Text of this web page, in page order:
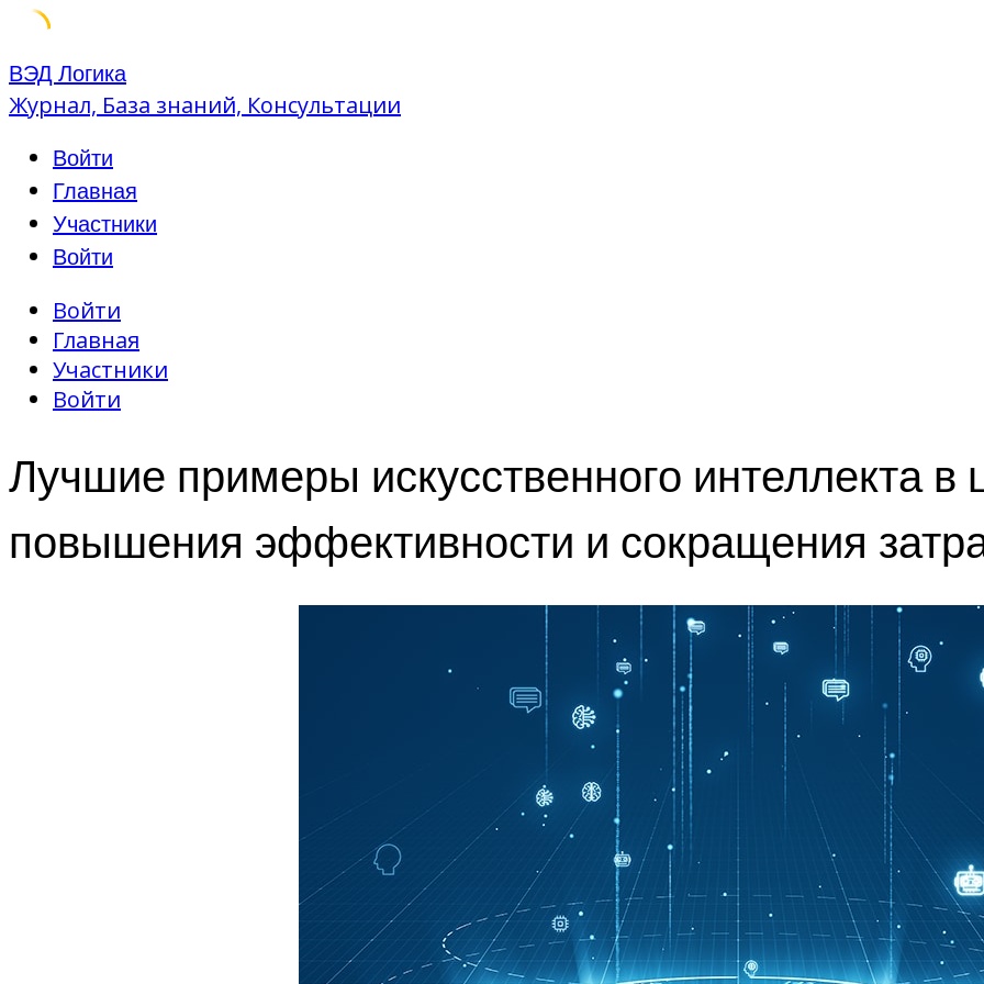
Skip
to
ВЭД Логика
Журнал, База знаний, Консультации
Войти
Главная
Участники
Войти
Войти
Главная
Участники
Войти
Лучшие примеры искусственного интеллекта в
повышения эффективности и сокращения